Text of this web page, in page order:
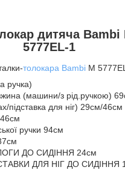
дитяча Bambi
5777EL-1
толокара Bambi M
ручка)
(машини/з рід.ручкою)
підставка для ніг) 29см/46см
ручки 94см
ДО СИДІННЯ 24см
ДЛЯ НІГ ДО СИДІННЯ